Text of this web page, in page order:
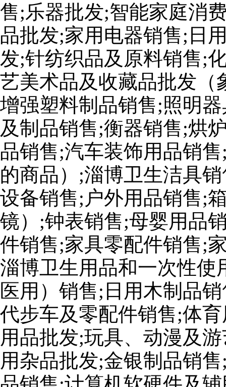
售;乐器批发;智能家庭消
品批发;家用电器销售;日
发;针纺织品及原料销售;
艺美术品及收藏品批发（
增强塑料制品销售;照明
及制品销售;衡器销售;烘
品销售;汽车装饰用品销
的商品）;淄博卫生洁具
设备销售;户外用品销售;
镜）;钟表销售;母婴用品
件销售;家具零配件销售;
淄博卫生用品和一次性使
医用）销售;日用木制品
代步车及零配件销售;体
用品批发;玩具、动漫及
用杂品批发;金银制品销